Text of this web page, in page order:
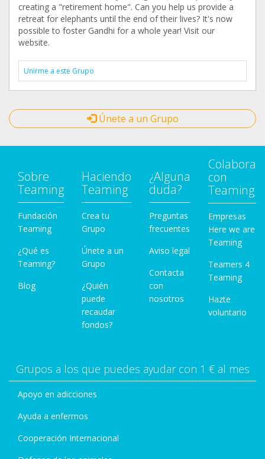
creating a "retirement home". Can you help us provide a
retreat for elephants until the end of their lives? It's now
possible to foster Gandhi for a whole year! Visit our
website.
Unirme a este Grupo
Únete a un Grupo
Sobre
Teaming
Fundación
Teaming
¿Qué es
Teaming?
Blog
Haciendo
Teaming
Crea tu
Grupo
Únete a un
Grupo
¿Quién
puede
recaudar
fondos?
¿Alguna
duda?
Preguntas
frecuentes
Aviso legal
Contacta
con
nosotros
Colabora
con
Teaming
Empresas
Here we are
Teaming
Teamers 4
Teaming
Hazte
voluntario
Grupos a los que puedes ayudar con 1 € al mes
Apoyo en adicciones
Ayuda a enfermos
Cooperación Internacional